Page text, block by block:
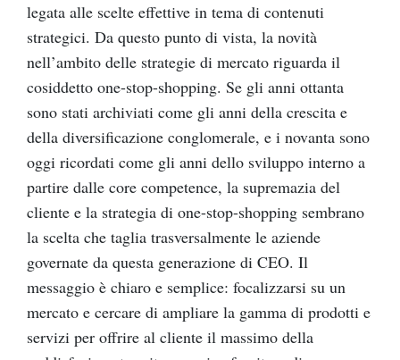
legata alle scelte effettive in tema di contenuti
strategici. Da questo punto di vista, la novità
nell’ambito delle strategie di mercato riguarda il
cosiddetto one-stop-shopping. Se gli anni ottanta
sono stati archiviati come gli anni della crescita e
della diversificazione conglomerale, e i novanta sono
oggi ricordati come gli anni dello sviluppo interno a
partire dalle core competence, la supremazia del
cliente e la strategia di one-stop-shopping sembrano
la scelta che taglia trasversalmente le aziende
governate da questa generazione di CEO. Il
messaggio è chiaro e semplice: focalizzarsi su un
mercato e cercare di ampliare la gamma di prodotti e
servizi per offrire al cliente il massimo della